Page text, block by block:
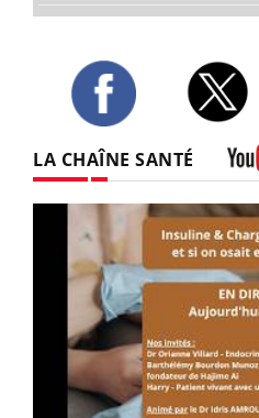
LA CHAÎNE SANTÉ